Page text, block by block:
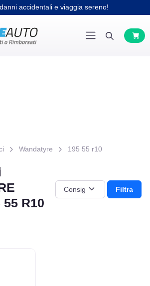
accidentali e viaggia sereno!
Wandatyre 195 55 r10
R10
Filtra